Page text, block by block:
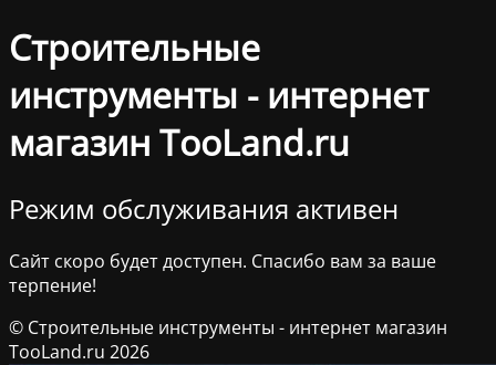
Строительные
инструменты - интернет
магазин TooLand.ru
Режим обслуживания активен
Сайт скоро будет доступен. Спасибо вам за ваше
терпение!
© Строительные инструменты - интернет магазин
TooLand.ru 2026